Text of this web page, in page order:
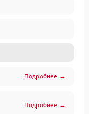
Подробнее →
Подробнее →